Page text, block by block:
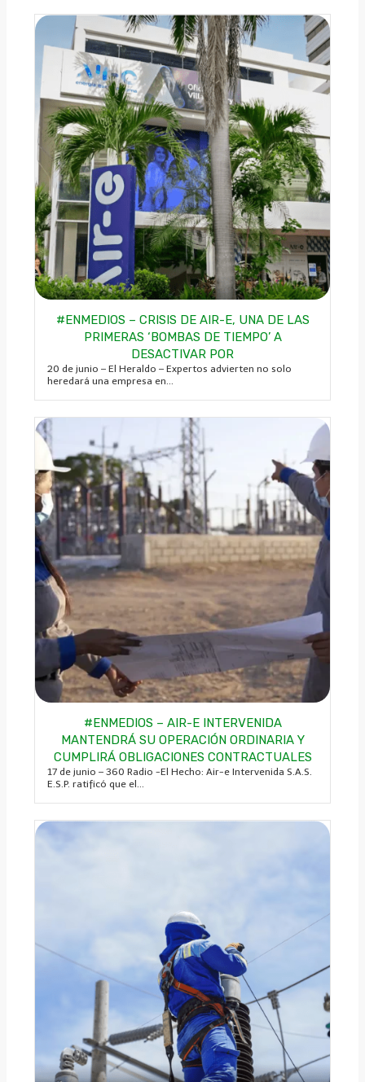
#ENMEDIOS – CRISIS DE AIR-E, UNA DE LAS
PRIMERAS ‘BOMBAS DE TIEMPO’ A
DESACTIVAR POR
20 de junio – El Heraldo – Expertos advierten no solo
heredará una empresa en...
#ENMEDIOS – AIR-E INTERVENIDA
MANTENDRÁ SU OPERACIÓN ORDINARIA Y
CUMPLIRÁ OBLIGACIONES CONTRACTUALES
17 de junio – 360 Radio -El Hecho: Air-e Intervenida S.A.S.
E.S.P. ratificó que el...